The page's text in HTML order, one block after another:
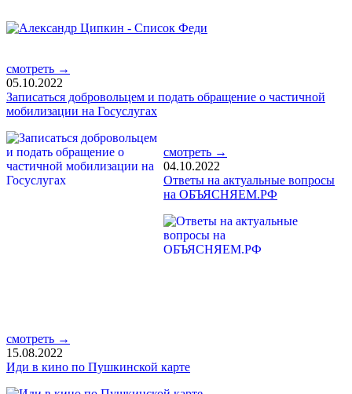
смотреть →
05.10.2022
Записаться добровольцем и подать обращение о частичной
мобилизации на Госуслугах
смотреть →
04.10.2022
Ответы на актуальные вопросы
на ОБЪЯСНЯЕМ.РФ
смотреть →
15.08.2022
Иди в кино по Пушкинской карте